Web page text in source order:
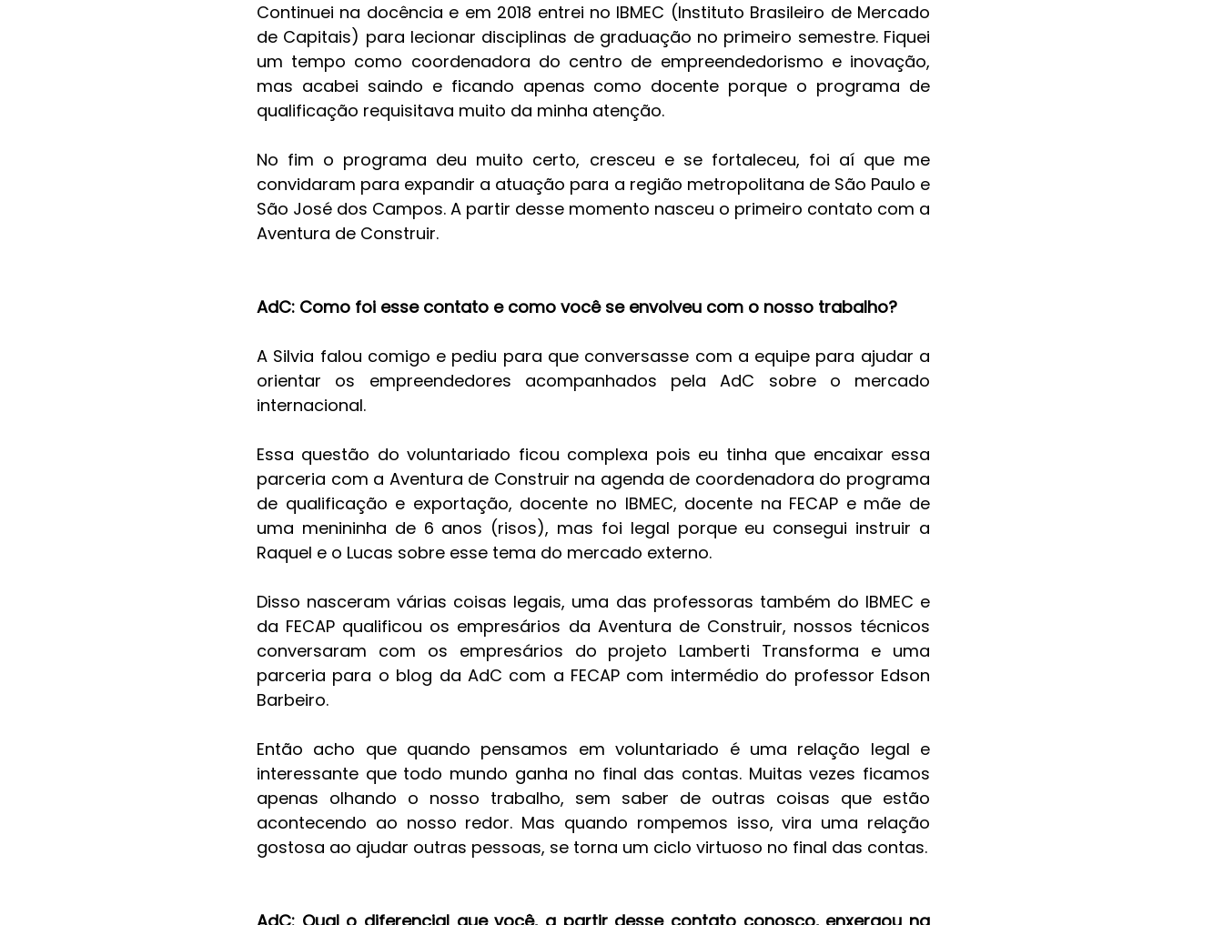
Continuei na docência e em 2018 entrei no IBMEC (Instituto Brasileiro de Mercado
de Capitais) para lecionar disciplinas de graduação no primeiro semestre. Fiquei
um tempo como coordenadora do centro de empreendedorismo e inovação,
mas acabei saindo e ficando apenas como docente porque o programa de
qualificação requisitava muito da minha atenção.
No fim o programa deu muito certo, cresceu e se fortaleceu, foi aí que me
convidaram para expandir a atuação para a região metropolitana de São Paulo e
São José dos Campos. A partir desse momento nasceu o primeiro contato com a
Aventura de Construir.
AdC: Como foi esse contato e como você se envolveu com o nosso trabalho?
A Silvia falou comigo e pediu para que conversasse com a equipe para ajudar a
orientar os empreendedores acompanhados pela AdC sobre o mercado
internacional.
Essa questão do voluntariado ficou complexa pois eu tinha que encaixar essa
parceria com a Aventura de Construir na agenda de coordenadora do programa
de qualificação e exportação, docente no IBMEC, docente na FECAP e mãe de
uma menininha de 6 anos (risos), mas foi legal porque eu consegui instruir a
Raquel e o Lucas sobre esse tema do mercado externo.
Disso nasceram várias coisas legais, uma das professoras também do IBMEC e
da FECAP qualificou os empresários da Aventura de Construir, nossos técnicos
conversaram com os empresários do projeto Lamberti Transforma e uma
parceria para o blog da AdC com a FECAP com intermédio do professor Edson
Barbeiro.
Então acho que quando pensamos em voluntariado é uma relação legal e
interessante que todo mundo ganha no final das contas. Muitas vezes ficamos
apenas olhando o nosso trabalho, sem saber de outras coisas que estão
acontecendo ao nosso redor. Mas quando rompemos isso, vira uma relação
gostosa ao ajudar outras pessoas, se torna um ciclo virtuoso no final das contas.